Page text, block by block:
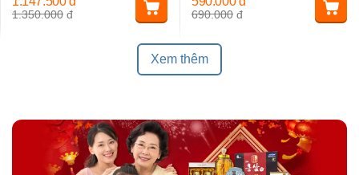
1.350.000 đ 690.000 đ
Xem thêm